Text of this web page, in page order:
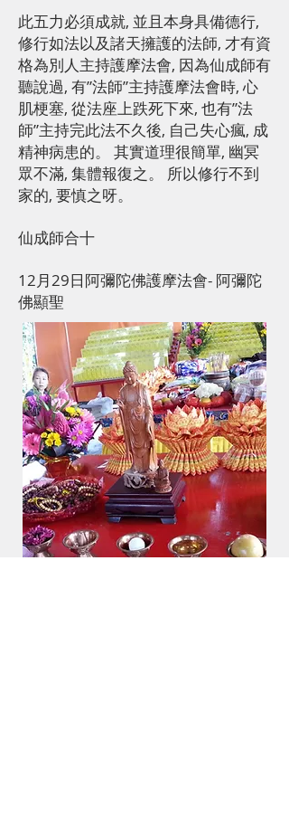
此五力必須成就, 並且本身具備德行,
修行如法以及諸天擁護的法師, 才有資
格為別人主持護摩法會, 因為仙成師有
聽說過, 有”法師”主持護摩法會時, 心
肌梗塞, 從法座上跌死下來, 也有”法
師”主持完此法不久後, 自己失心瘋, 成
精神病患的。 其實道理很簡單, 幽冥
眾不滿, 集體報復之。 所以修行不到
家的, 要慎之呀。
仙成師合十
12月29日阿彌陀佛護摩法會- 阿彌陀
佛顯聖